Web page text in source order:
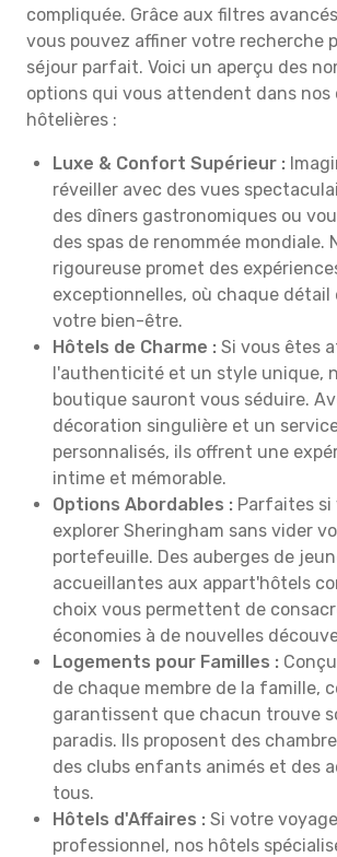
compliquée. Grâce aux filtres
vous pouvez affiner votre recherche
séjour parfait. Voici un aperçu des
options qui vous attendent dans nos
hôtelières :
Luxe & Confort Supérieur :
réveiller avec des vues
des dîners gastronomiques ou
des spas de renommée mondiale.
rigoureuse promet des
exceptionnelles, où chaque détail
votre bien-être.
Hôtels de Charme : Si vous êtes
l'authenticité et un style unique,
boutique sauront vous séduire.
décoration singulière et un
personnalisés, ils offrent une
intime et mémorable.
Options Abordables : Parfaites si
explorer Sheringham sans vider
portefeuille. Des auberges de
accueillantes aux appart'hôtels
choix vous permettent de
économies à de nouvelles
Logements pour Familles :
de chaque membre de la famille,
garantissent que chacun trouve
paradis. Ils proposent des
des clubs enfants animés et des
tous.
Hôtels d'Affaires : Si votre
professionnel, nos hôtels